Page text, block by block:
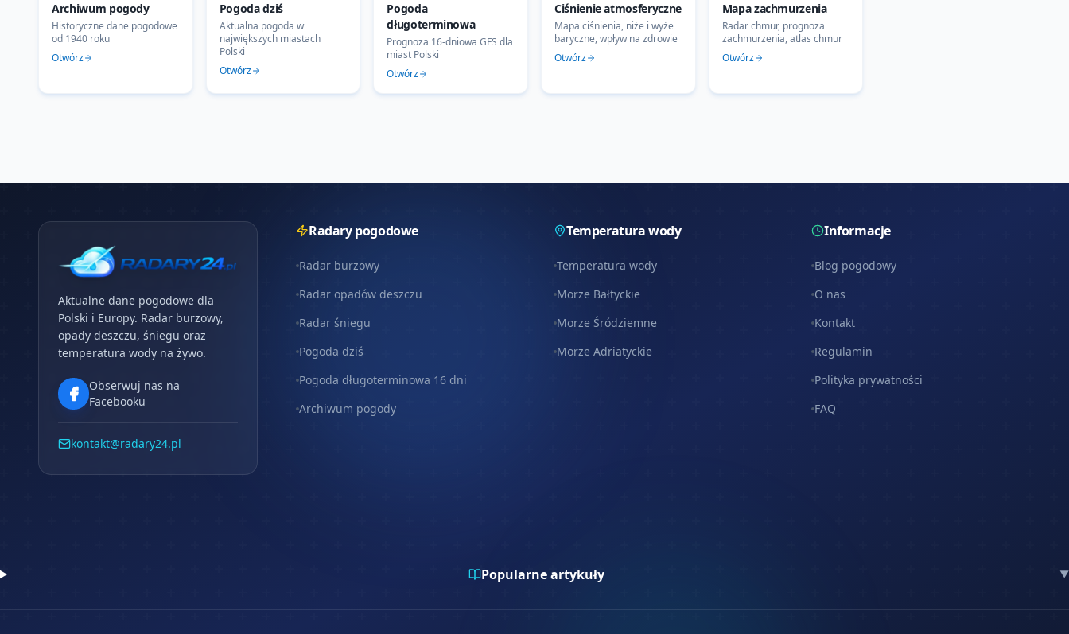
Archiwum pogody
Historyczne dane pogodowe
od 1940 roku
Otwórz
Pogoda dziś
Aktualna pogoda w
największych miastach
Polski
Otwórz
Pogoda
długoterminowa
Prognoza 16-dniowa GFS dla
miast Polski
Otwórz
Ciśnienie atmosferyczne
Mapa ciśnienia, niże i wyże
baryczne, wpływ na zdrowie
Otwórz
Mapa zachmurzenia
Radar chmur, prognoza
zachmurzenia, atlas chmur
Otwórz
Aktualne dane pogodowe dla
Polski i Europy. Radar burzowy,
opady deszczu, śniegu oraz
temperatura wody na żywo.
Obserwuj nas na
Facebooku
kontakt@radary24.pl
Radary pogodowe
Radar burzowy
Radar opadów deszczu
Radar śniegu
Pogoda dziś
Pogoda długoterminowa 16 dni
Archiwum pogody
Temperatura wody
Temperatura wody
Morze Bałtyckie
Morze Śródziemne
Morze Adriatyckie
Informacje
Blog pogodowy
O nas
Kontakt
Regulamin
Polityka prywatności
FAQ
Popularne artykuły ▼